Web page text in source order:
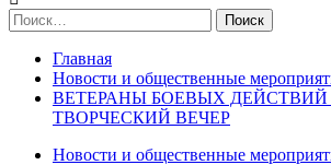
Найти:
Главная
Новости и общественные
ВЕТЕРАНЫ БОЕВЫХ
ТВОРЧЕСКИЙ ВЕЧЕР
Новости и общественные